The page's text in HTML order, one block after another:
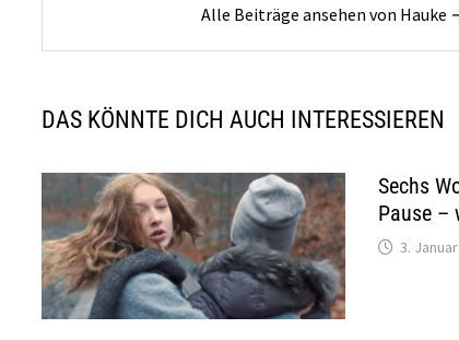
Alle Beiträge ansehen von Hauke
DAS KÖNNTE DICH AUCH INTERESSIEREN
Sechs
Pause –
3.